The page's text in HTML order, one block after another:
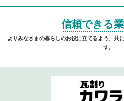
信頼できる
よりみなさまの暮らしのお役に立てるよう、共
す。